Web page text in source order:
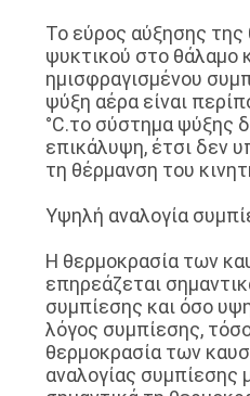
Το εύρος αύξησης της
ψυκτικού στο θάλαμο
ημισφραγισμένου
ψύξη αέρα είναι
°C.το σύστημα ψύξης
επικάλυψη, έτσι δεν
τη θέρμανση του
Υψηλή αναλογία
Η θερμοκρασία των
επηρεάζεται
συμπίεσης και όσο
λόγος συμπίεσης,
θερμοκρασία των
αναλογίας συμπίεσης